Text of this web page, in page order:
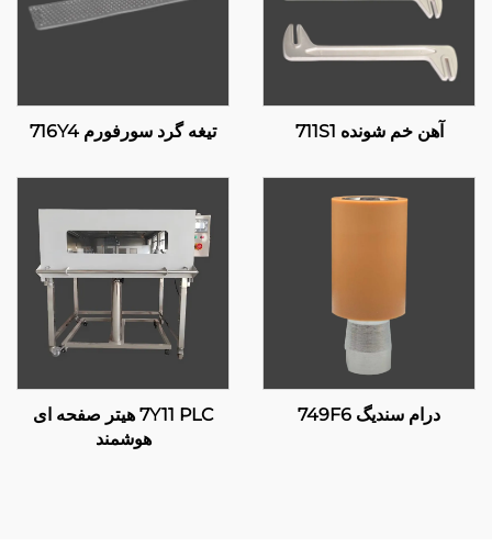
آهن خم شونده 711S1 تیغه گرد سورفورم 716Y4
درام سندیگ 749F6
7Y11 PLC هیتر صفحه ای
هوشمند